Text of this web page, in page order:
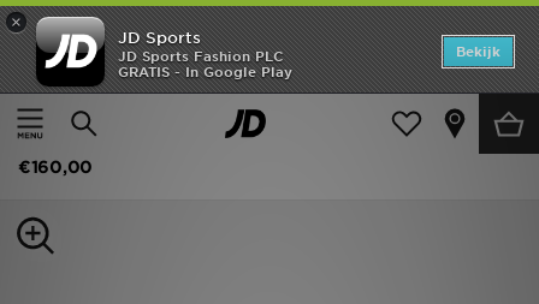
×
JD Sports
JD Sports Fashion PLC
GRATIS - In Google Play
Bekijk
Thuis
Heren Herenschoenen Sneakers
ASICS GEL-NYC RGD
€160,00
Home
Offers
Dames